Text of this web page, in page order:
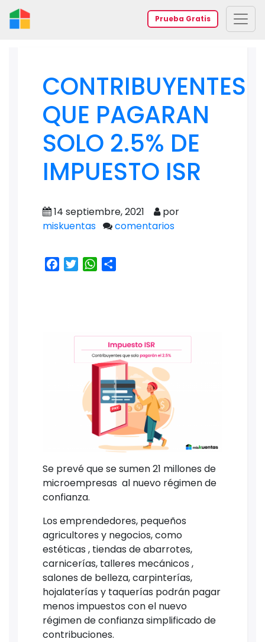
Prueba Gratis
CONTRIBUYENTES
QUE PAGARAN
SOLO 2.5% DE
IMPUESTO ISR
14 septiembre, 2021
por
miskuentas
comentarios
Facebook
TwitterWhatsApp
Se prevé que se sumen 21 millones de
microempresas al nuevo régimen de
confianza.
Los emprendedores, pequeños
agricultores y negocios, como
estéticas , tiendas de abarrotes,
carnicerías, talleres mecánicos ,
salones de belleza, carpinterías,
hojalaterías y taquerías podrán pagar
menos impuestos con el nuevo
régimen de confianza simplificado de
contribuciones.